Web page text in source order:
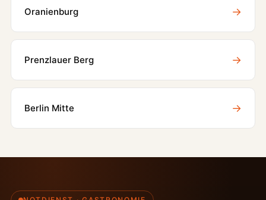
Oranienburg →
Prenzlauer Berg →
Berlin Mitte →